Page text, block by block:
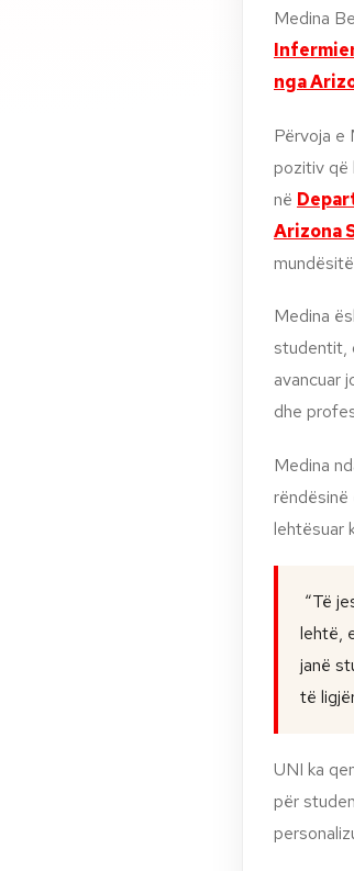
Medina
nga
Përvoja e
pozitiv që
në
Arizona
Medina
studentit,
avancuar
dhe
Medina
lehtësuar
“Të
lehtë,
janë
të
UNI ka
për